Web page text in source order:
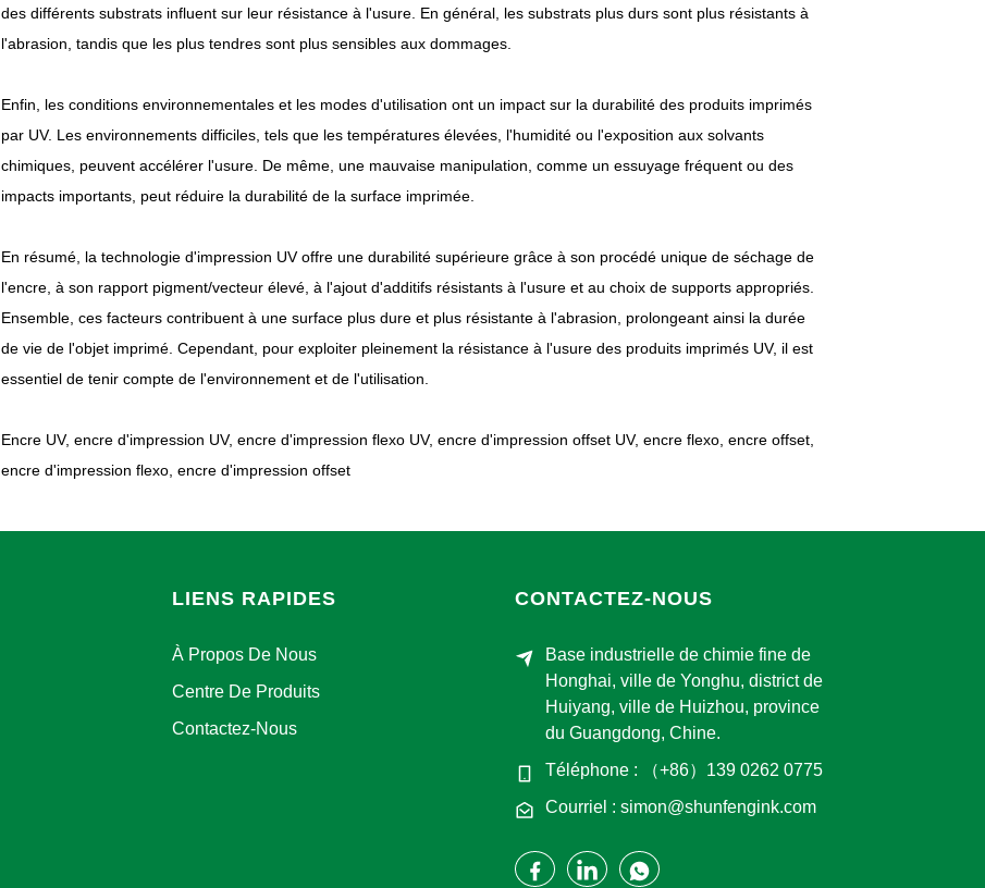
des différents substrats influent sur leur résistance à l'usure. En général, les substrats plus durs sont plus résistants à
l'abrasion, tandis que les plus tendres sont plus sensibles aux dommages.
Enfin, les conditions environnementales et les modes d'utilisation ont un impact sur la durabilité des produits imprimés
par UV. Les environnements difficiles, tels que les températures élevées, l'humidité ou l'exposition aux solvants
chimiques, peuvent accélérer l'usure. De même, une mauvaise manipulation, comme un essuyage fréquent ou des
impacts importants, peut réduire la durabilité de la surface imprimée.
En résumé, la technologie d'impression UV offre une durabilité supérieure grâce à son procédé unique de séchage de
l'encre, à son rapport pigment/vecteur élevé, à l'ajout d'additifs résistants à l'usure et au choix de supports appropriés.
Ensemble, ces facteurs contribuent à une surface plus dure et plus résistante à l'abrasion, prolongeant ainsi la durée
de vie de l'objet imprimé. Cependant, pour exploiter pleinement la résistance à l'usure des produits imprimés UV, il est
essentiel de tenir compte de l'environnement et de l'utilisation.
Encre UV, encre d'impression UV, encre d'impression flexo UV, encre d'impression offset UV, encre flexo, encre offset,
encre d'impression flexo, encre d'impression offset
LIENS RAPIDES
À Propos De Nous
Centre De Produits
Contactez-Nous
CONTACTEZ-NOUS
Base industrielle de chimie fine de
Honghai, ville de Yonghu, district de
Huiyang, ville de Huizhou, province
du Guangdong, Chine.
Téléphone : （+86）139 0262 0775
Courriel : simon@shunfengink.com